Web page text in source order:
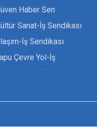
Haber Sen
Sanat-İş Sendikası
İş Sendikası
Çevre Yol-İş
Diyanet - Sen